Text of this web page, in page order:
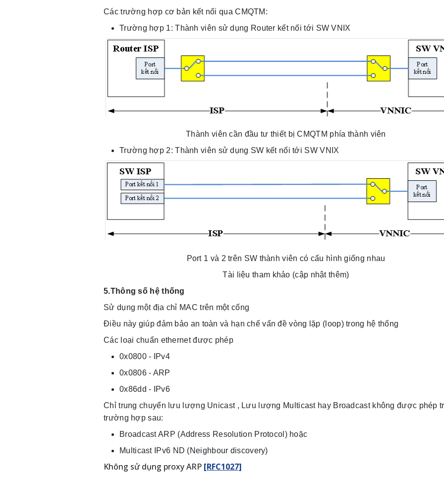
Các trường hợp cơ bản kết nối qua CMQTM:
Trường hợp 1: Thành viên sử dụng Router kết nối tới SW VNIX
Thành viên cần đầu tư thiết bị CMQTM phía thành viên
Trường hợp 2: Thành viên sử dụng SW kết nối tới SW VNIX
Port 1 và 2 trên SW thành viên có cấu hình giống nhau
Tài liệu tham khảo (cập nhật thêm)
5.Thông số hệ thống
Sử dụng một địa chỉ MAC trên một cổng
Điều này giúp đảm bảo an toàn và hạn chế vấn đề vòng lặp (loop) trong hệ thống
Các loại chuẩn ethernet được phép
0x0800 - IPv4
0x0806 - ARP
0x86dd - IPv6
Chỉ trung chuyển lưu lượng Unicast , Lưu lượng Multicast hay Broadcast không được phép
trường hợp sau:
Broadcast ARP (Address Resolution Protocol) hoặc
Multicast IPv6 ND (Neighbour discovery)
Không sử dụng proxy ARP [RFC1027]